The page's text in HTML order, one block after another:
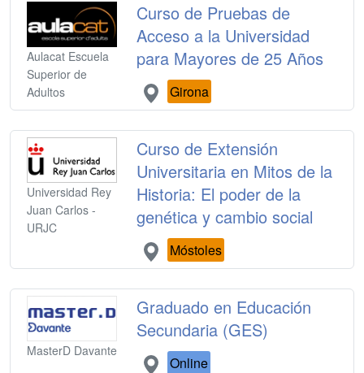
Aulacat Escuela
Superior de
Adultos
Curso de Pruebas de
Acceso a la Universidad
para Mayores de 25 Años
Girona
Universidad Rey
Juan Carlos -
URJC
Curso de Extensión
Universitaria en Mitos de la
Historia: El poder de la
genética y cambio social
Móstoles
MasterD Davante
Graduado en Educación
Secundaria (GES)
Online